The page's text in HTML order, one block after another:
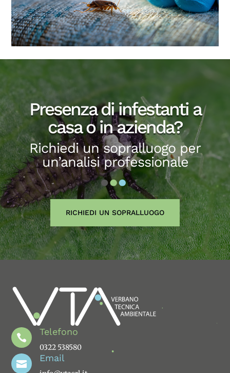
Presenza di infestanti a
casa o in azienda?
Richiedi un sopralluogo per
un’analisi professionale
RICHIEDI UN SOPRALLUOGO

Telefono
0322 538580

Email